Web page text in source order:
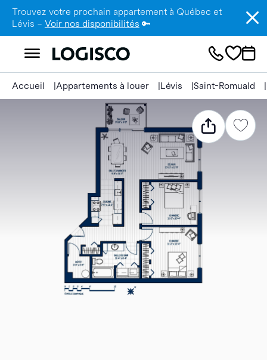
Trouvez votre prochain appartement à Québec et
Lévis – Voir nos disponibilités 🔑
Accueil Appartements à louer Lévis Saint-Romuald